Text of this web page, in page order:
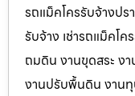
รถแม็คโครรับจ้างปร
รับจ้าง เช่ารถแม็คโค
ถมดิน งานขุดสระ ง
งานปรับพื้นดิน งาน